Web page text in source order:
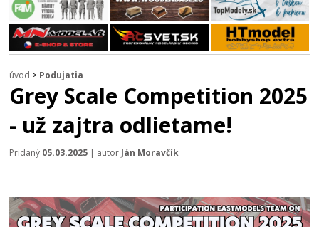
úvod > Podujatia
Grey Scale Competition 2025
- už zajtra odlietame!
Pridaný 05.03.2025 | autorJán Moravčík